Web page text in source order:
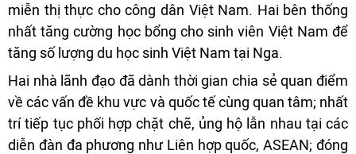
miễn thị thực cho công dân Việt Nam. Hai bên thống
nhất tăng cường học bổng cho sinh viên Việt Nam để
tăng số lượng du học sinh Việt Nam tại Nga.
Hai nhà lãnh đạo đã dành thời gian chia sẻ quan điểm
về các vấn đề khu vực và quốc tế cùng quan tâm; nhất
trí tiếp tục phối hợp chặt chẽ, ủng hộ lẫn nhau tại các
diễn đàn đa phương như Liên hợp quốc, ASEAN; đóng